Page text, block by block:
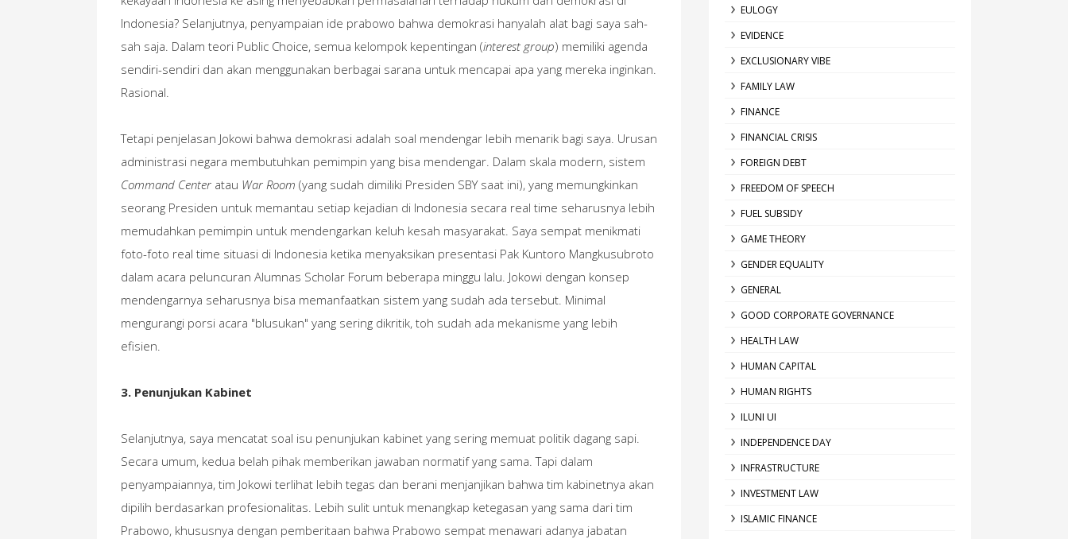
Indonesia? Selanjutnya, penyampaian ide prabowo bahwa demokrasi hanyalah alat bagi saya sah-
sah saja. Dalam teori Public Choice, semua kelompok kepentingan (interest group) memiliki agenda
sendiri-sendiri dan akan menggunakan berbagai sarana untuk mencapai apa yang mereka inginkan.
Rasional.
Tetapi penjelasan Jokowi bahwa demokrasi adalah soal mendengar lebih menarik bagi saya. Urusan
administrasi negara membutuhkan pemimpin yang bisa mendengar. Dalam skala modern, sistem
Command Center atau War Room (yang sudah dimiliki Presiden SBY saat ini), yang memungkinkan
seorang Presiden untuk memantau setiap kejadian di Indonesia secara real time seharusnya lebih
memudahkan pemimpin untuk mendengarkan keluh kesah masyarakat. Saya sempat menikmati
foto-foto real time situasi di Indonesia ketika menyaksikan presentasi Pak Kuntoro Mangkusubroto
dalam acara peluncuran Alumnas Scholar Forum beberapa minggu lalu. Jokowi dengan konsep
mendengarnya seharusnya bisa memanfaatkan sistem yang sudah ada tersebut. Minimal
mengurangi porsi acara "blusukan" yang sering dikritik, toh sudah ada mekanisme yang lebih
efisien.
3. Penunjukan Kabinet
Selanjutnya, saya mencatat soal isu penunjukan kabinet yang sering memuat politik dagang sapi.
Secara umum, kedua belah pihak memberikan jawaban normatif yang sama. Tapi dalam
penyampaiannya, tim Jokowi terlihat lebih tegas dan berani menjanjikan bahwa tim kabinetnya akan
dipilih berdasarkan profesionalitas. Lebih sulit untuk menangkap ketegasan yang sama dari tim
Prabowo, khususnya dengan pemberitaan bahwa Prabowo sempat menawari adanya jabatan
EULOGY
EVIDENCE
EXCLUSIONARY VIBE
FAMILY LAW
FINANCE
FINANCIAL CRISIS
FOREIGN DEBT
FREEDOM OF SPEECH
FUEL SUBSIDY
GAME THEORY
GENDER EQUALITY
GENERAL
GOOD CORPORATE GOVERNANCE
HEALTH LAW
HUMAN CAPITAL
HUMAN RIGHTS
ILUNI UI
INDEPENDENCE DAY
INFRASTRUCTURE
INVESTMENT LAW
ISLAMIC FINANCE